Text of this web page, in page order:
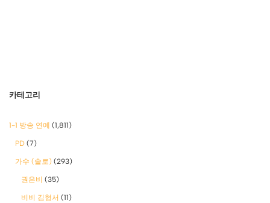
카테고리
1-1 방송 연예 (1,811)
PD (7)
가수 (솔로) (293)
권은비 (35)
비비 김형서 (11)